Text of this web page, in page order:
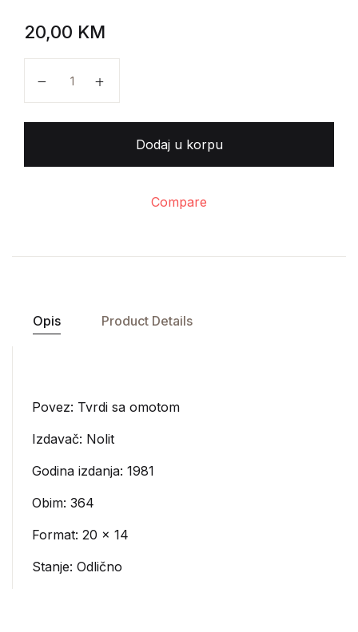
20,00 KM
Dodaj u korpu
Compare
Opis Product Details
Povez: Tvrdi sa omotom
Izdavač: Nolit
Godina izdanja: 1981
Obim: 364
Format: 20 x 14
Stanje: Odlično